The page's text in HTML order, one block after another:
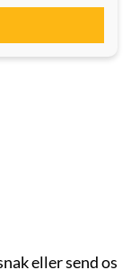
eller send os